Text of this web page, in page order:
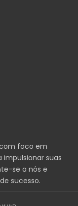
foco em
suas
se a nós e
sucesso.